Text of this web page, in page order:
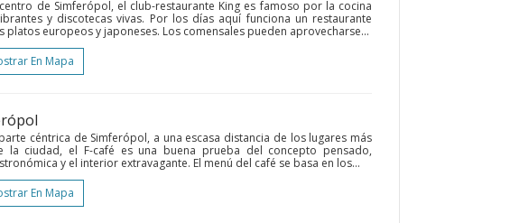
de Simferópol, el club-restaurante King es famoso por la cocina
y discotecas vivas. Por los días aquí funciona un restaurante
platos europeos y japoneses. Los comensales pueden aprovecharse...
En Mapa
céntrica de Simferópol, a una escasa distancia de los lugares más
la ciudad, el F-café es una buena prueba del concepto pensado,
y el interior extravagante. El menú del café se basa en los...
En Mapa